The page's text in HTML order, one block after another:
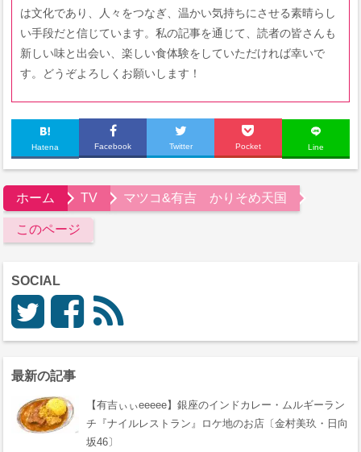
は文化であり、人々をつなぎ、温かい気持ちにさせる素晴らし
い手段だと信じています。私の記事を通じて、読者の皆さんも
新しい味と出会い、楽しい食体験をしていただければ幸いで
す。どうぞよろしくお願いします！
Hatena Facebook Twitter Pocket Line
ホーム TV マツコ&有吉 かりそめ天国
このページ
SOCIAL
最新の記事
【有吉ぃぃeeeee】銀座のインドカレー・ムルギーラン
チ『ナイルレストラン』ロケ地のお店〔金村美玖・日向
坂46〕